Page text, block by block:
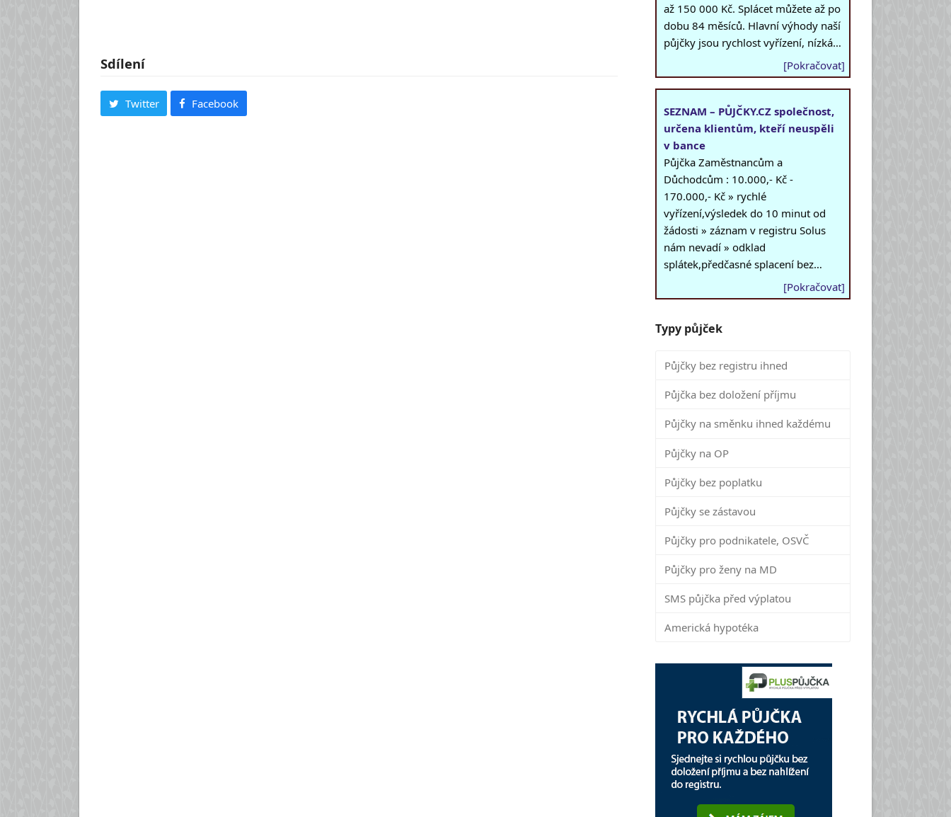
Sdílení
Twitter Facebook
až 150 000 Kč. Splácet můžete až po
dobu 84 měsíců. Hlavní výhody naší
půjčky jsou rychlost vyřízení, nízká…
[Pokračovat]
SEZNAM – PŮJČKY.CZ společnost,
určena klientům, kteří neuspěli
v bance
Půjčka Zaměstnancům a
Důchodcům : 10.000,- Kč -
170.000,- Kč » rychlé
vyřízení,výsledek do 10 minut od
žádosti » záznam v registru Solus
nám nevadí » odklad
splátek,předčasné splacení bez…
[Pokračovat]
Typy půjček
Půjčky bez registru ihned
Půjčka bez doložení příjmu
Půjčky na směnku ihned každému
Půjčky na OP
Půjčky bez poplatku
Půjčky se zástavou
Půjčky pro podnikatele, OSVČ
Půjčky pro ženy na MD
SMS půjčka před výplatou
Americká hypotéka